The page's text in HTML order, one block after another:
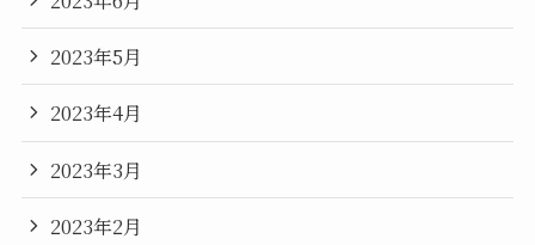
2023年5月
2023年4月
2023年3月
2023年2月